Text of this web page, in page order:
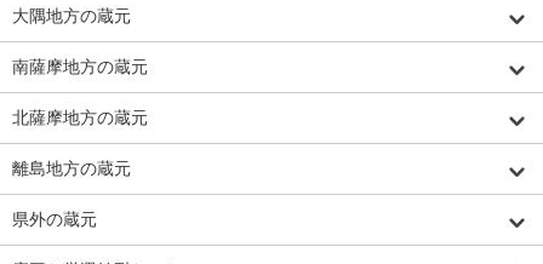
大隅地方の蔵元
南薩摩地方の蔵元
北薩摩地方の蔵元
離島地方の蔵元
県外の蔵元